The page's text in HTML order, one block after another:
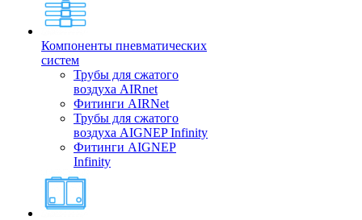
Компоненты пневматических
систем
Трубы для сжатого
воздуха AIRnet
Фитинги AIRNet
Трубы для сжатого
воздуха AIGNEP Infinity
Фитинги AIGNEP
Infinity